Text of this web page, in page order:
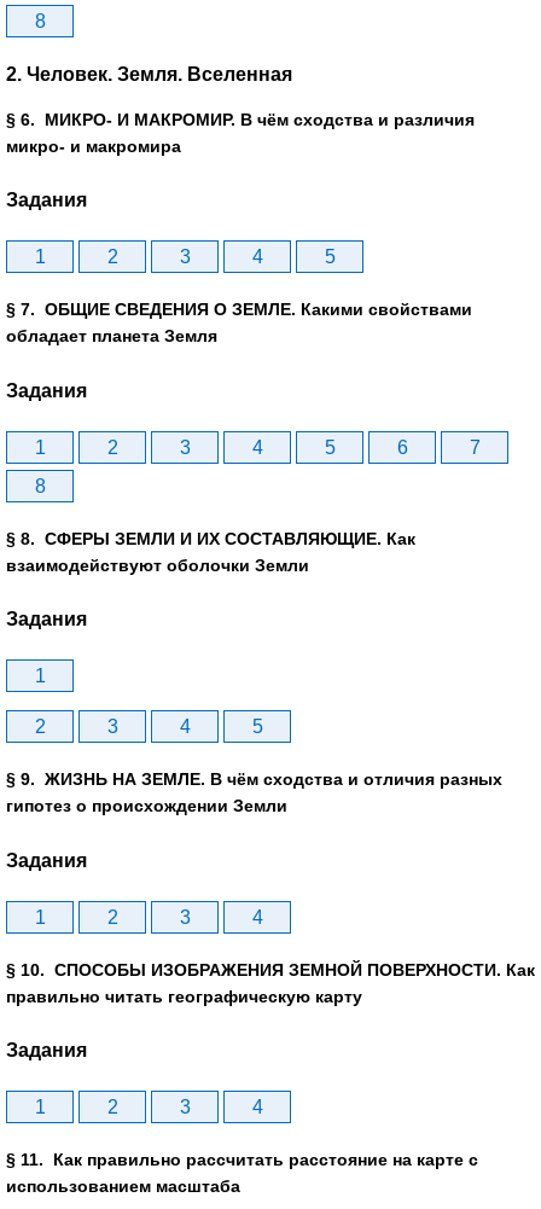
8
2. Человек. Земля. Вселенная
§ 6. МИКРО- И МАКРОМИР. В чём сходства и различия
микро- и макромира
Задания
1 2 3 4 5
§ 7. ОБЩИЕ СВЕДЕНИЯ О ЗЕМЛЕ. Какими свойствами
обладает планета Земля
Задания
1 2 3 4 5 6
7
8
§ 8. СФЕРЫ ЗЕМЛИ И ИХ СОСТАВЛЯЮЩИЕ. Как
взаимодействуют оболочки Земли
Задания
1
2 3 4 5
§ 9. ЖИЗНЬ НА ЗЕМЛЕ. В чём сходства и отличия разных
гипотез о происхождении Земли
Задания
1 2 3 4
§ 10. СПОСОБЫ ИЗОБРАЖЕНИЯ ЗЕМНОЙ ПОВЕРХНОСТИ. Как
правильно читать географическую карту
Задания
1 2 3 4
§ 11. Как правильно рассчитать расстояние на карте с
использованием масштаба